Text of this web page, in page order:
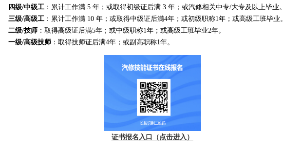
四级/中级工 ：累计工作满 5 年；或取得初级证后满 3 年；或汽修相关中专/大专及以上毕业。
三级/高级工 ：累计工作满 10 年；或取得中级证后满4年；或初级职称1年；或高级工班毕业。
二级/技师 ：取得高级证后满5年；或中级职称1年；或高级工班毕业2年。
一级/高级技师 ：取得技师证后满4年；或副高职称1年。
证书报名入口（点击进入）